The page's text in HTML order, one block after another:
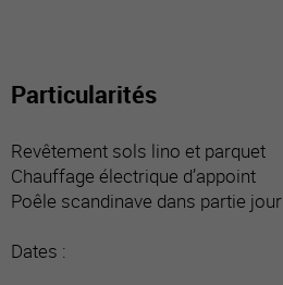
Particularités
Revêtement sols lino et parquet
Chauffage électrique d’appoint
Poêle scandinave dans partie jour
Dates :